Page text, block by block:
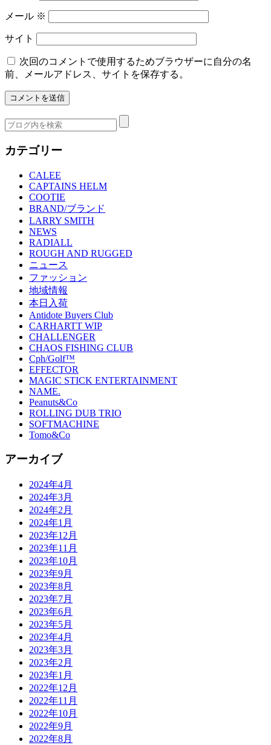
メール ※
サイト
次回のコメントで使用するためブラウザーに自分の名
前、メールアドレス、サイトを保存する。
カテゴリー
CALEE
CAPTAINS HELM
COOTIE
BRAND/ブランド
LARRY SMITH
NEWS
RADIALL
ROUGH AND RUGGED
ニュース
ファッション
地域情報
本日入荷
Antidote Buyers Club
CARHARTT WIP
CHALLENGER
CHAOS FISHING CLUB
Cph/Golf™
EFFECTOR
MAGIC STICK ENTERTAINMENT
NAME.
Peanuts&Co
ROLLING DUB TRIO
SOFTMACHINE
Tomo&Co
アーカイブ
2024年4月
2024年3月
2024年2月
2024年1月
2023年12月
2023年11月
2023年10月
2023年9月
2023年8月
2023年7月
2023年6月
2023年5月
2023年4月
2023年3月
2023年2月
2023年1月
2022年12月
2022年11月
2022年10月
2022年9月
2022年8月